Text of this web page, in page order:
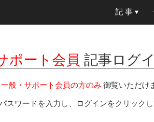
記 事
ポート会員 記事ログ
一般・サポート会員の方のみ 御覧いただけ
スワードを入力し、ログインをクリック